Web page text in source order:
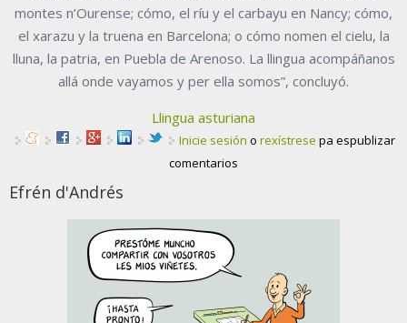
montes n’Ourense; cómo, el ríu y el carbayu en Nancy; cómo,
el xarazu y la truena en Barcelona; o cómo nomen el cielu, la
lluna, la patria, en Puebla de Arenoso. La llingua acompáñanos
allá onde vayamos y per ella somos”, concluyó.
Llingua asturiana
Inicie sesión o rexístrese pa espublizar
comentarios
Efrén d'Andrés